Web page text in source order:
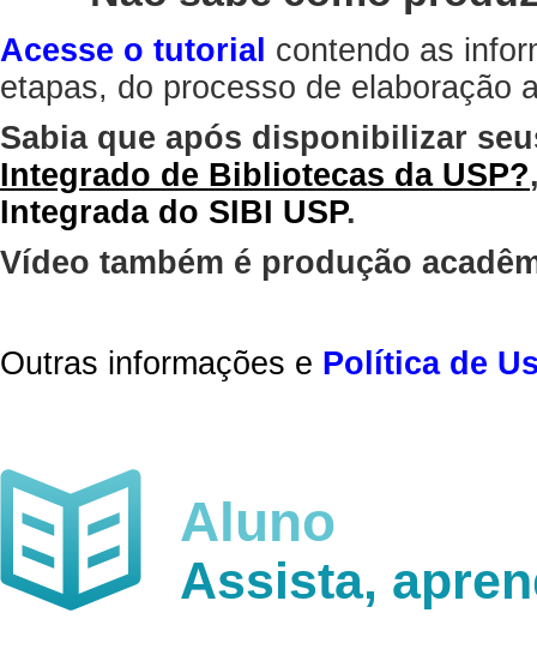
Acesse o tutorial contendo as
etapas, do processo de elaboração
Sabia que após disponibilizar
Integrado de Bibliotecas da USP?
Integrada do SIBI USP.
Vídeo também é produção
Outras informações e Política de
Aluno
Assista,